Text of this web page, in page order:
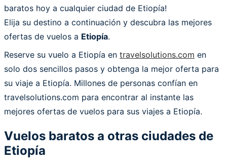
baratos hoy a cualquier ciudad de Etiopía!
Elija su destino a continuación y descubra las mejores
ofertas de vuelos a Etiopía.
Reserve su vuelo a Etiopía en travelsolutions.com en
solo dos sencillos pasos y obtenga la mejor oferta para
su viaje a Etiopía. Millones de personas confían en
travelsolutions.com para encontrar al instante las
mejores ofertas de vuelos para sus viajes a Etiopía.
Vuelos baratos a otras ciudades de
Etiopía